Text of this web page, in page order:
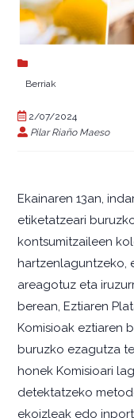
Berriak
2/07/2024
Pilar Riaño Maeso
Ekainaren 13an,
etiketatzeari
kontsumitzaileen
hartzenlaguntzeko,
areagotuz eta
berean, Eztiaren
Komisioak eztiaren
buruzko ezagutza
honek Komisioari
detektatzeko
ekoizleak edo